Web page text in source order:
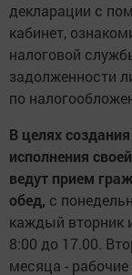
декларации с
кабинет,
налоговой
задолженности
по
В целях
исполнения
ведут прием
обед, с
каждый вторник
8:00 до 17.00.
месяца -